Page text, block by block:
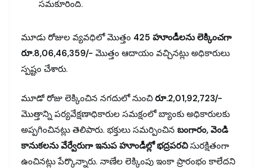
సమకూరింది.
మూడు రోజుల వ్యవధిలో మొత్తం 425 హూండీలను లెక్కించగా
రూ.8,06,46,359/- మొత్తం ఆదాయం వచ్చినట్లు అధికారులు
స్పష్టం చేశారు.
మూడో రోజు లెక్కించిన నగదులో నుంచి రూ.2,01,92,723/-
మొత్తాన్ని పర్యవేక్షణాధికారుల సమక్షంలో బ్యాంకు అధికారులకు
అప్పగించినట్లు తెలిపారు. భక్తులు సమర్పించిన బంగారం, వెండి
కానుకలను వేర్వేరుగా ఇనుప హూండీల్లో భద్రపరచిసురక్షితంగా
ఉంచినట్లు పేర్కొన్నారు. నాణేల లెక్కింపు ఇంకా ప్రారంభం కాలేదని